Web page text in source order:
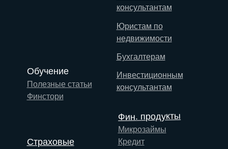
консультантам
Инвестиционным
консультантам
Бухгалтерам
Юристам по
недвижимости
Обучение
Полезные статьи
Финстори
Фин. продукты
Микрозаймы
Кредит
Страховые